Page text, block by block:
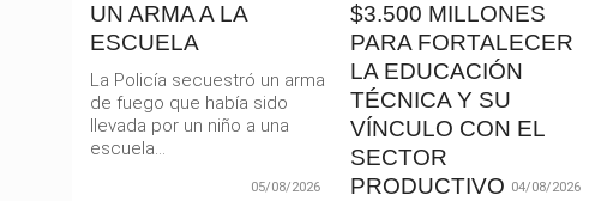
UN ARMA A LA
ESCUELA
La Policía secuestró un arma
de fuego que había sido
llevada por un niño a una
escuela...
05/08/2026
$3.500 MILLONES
PARA FORTALECER
LA EDUCACIÓN
TÉCNICA Y SU
VÍNCULO CON EL
SECTOR
PRODUCTIVO 04/08/2026